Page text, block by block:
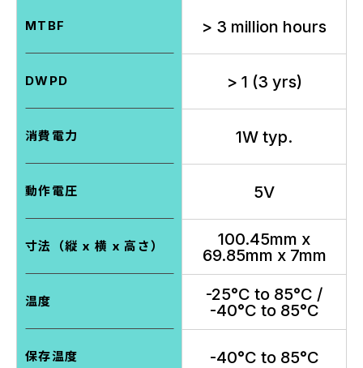
MTBF > 3 million hours
DWPD > 1 (3 yrs)
消費電力 1W typ.
動作電圧 5V
寸法（縦 x 横 x 高さ）
100.45mm x
69.85mm x 7mm
温度
-25°C to 85°C /
-40°C to 85°C
保存温度 -40°C to 85°C